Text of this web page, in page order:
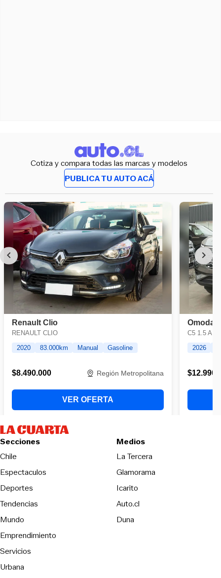
Cotiza y compara todas las marcas y modelos
PUBLICA TU AUTO ACÁ
Secciones
Chile
Espectaculos
Deportes
Tendencias
Mundo
Emprendimiento
Servicios
Urbana
Medios
La Tercera
Glamorama
Icarito
Auto.cl
Duna